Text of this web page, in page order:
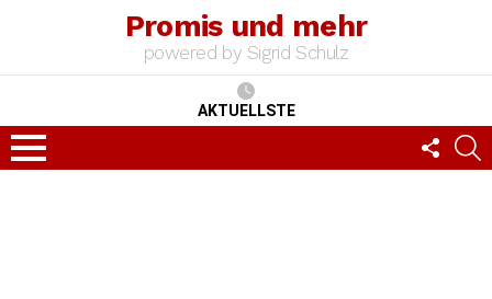
Promis und mehr
powered by Sigrid Schulz
AKTUELLSTE
Menu
US